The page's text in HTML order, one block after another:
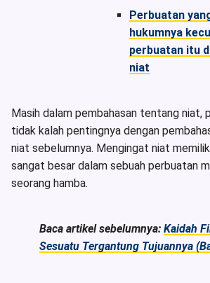
Perbuatan
hukumnya
perbuatan itu
niat
Masih dalam pembahasan tentang niat,
tidak kalah pentingnya dengan
niat sebelumnya. Mengingat niat
sangat besar dalam sebuah perbuatan
seorang hamba.
Baca artikel sebelumnya: Kaidah
Sesuatu Tergantung Tujuannya